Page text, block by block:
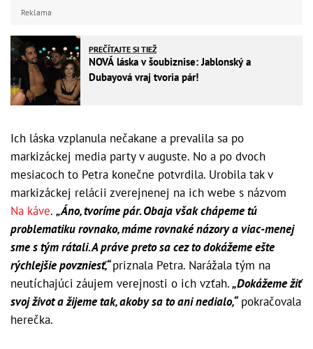
Reklama
PREČÍTAJTE SI TIEŽ
NOVÁ láska v šoubiznise: Jablonský a
Dubayová vraj tvoria pár!
Ich láska vzplanula nečakane a prevalila sa po
markizáckej media party v auguste. No a po dvoch
mesiacoch to Petra konečne potvrdila. Urobila tak v
markizáckej relácii zverejnenej na ich webe s názvom
Na káve. „Áno, tvoríme pár. Obaja však chápeme tú
problematiku rovnako, máme rovnaké názory a viac-menej
sme s tým rátali. A práve preto sa cez to dokážeme ešte
rýchlejšie povzniesť,“priznala Petra. Narážala tým na
neutíchajúci záujem verejnosti o ich vzťah.„Dokážeme žiť
svoj život a žijeme tak, akoby sa to ani nedialo,“pokračovala
herečka.